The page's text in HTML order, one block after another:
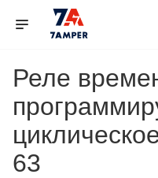
Реле
63